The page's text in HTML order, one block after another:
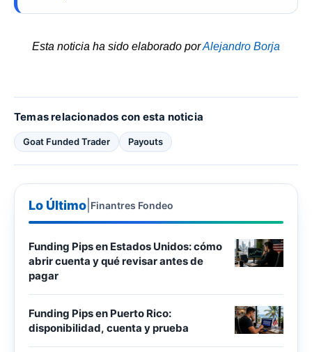
Esta noticia ha sido elaborado porAlejandro Borja
Temas relacionados con esta noticia
Goat Funded Trader Payouts
Lo Último Finantres Fondeo
Funding Pips en Estados Unidos: cómo
abrir cuenta y qué revisar antes de
pagar
Funding Pips en Puerto Rico:
disponibilidad, cuenta y prueba